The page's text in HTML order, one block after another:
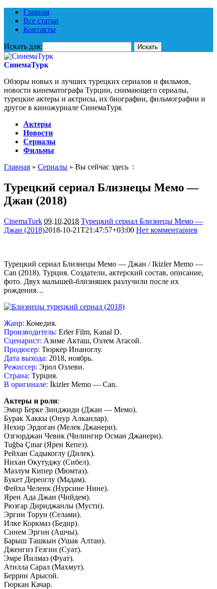
Главная
Все статьи
Контакты
Искать для:
СинемаТурк
Обзоры новых и лучших турецких сериалов и фильмов,
новости кинематографа Турции, снимающего сериалы,
турецкие актеры и актрисы, их биографии, фильмографии и
другое в киножурнале СинемаТурк
Актеры
Новости
Сериалы
Фильмы
Главная » Сериалы » Вы сейчас здесь :
Турецкий сериал Близнецы Мемо —
Джан (2018)
CinemaTurk 09.10.2018 Турецкий сериал Близнецы Мемо —
Джан (2018)2018-10-21T21:47:57+03:00 Нет комментариев
Турецкий сериал Близнецы Мемо — Джан / Ikizler Memo —
Can (2018). Турция. Создатели, актерский состав, описание,
фото. Двух малышей-близняшек разлучили после их
рождения…
Жанр: Комедия.
Производитель: Erler Film, Kanal D.
Сценарист: Азиме Акташ, Озлем Атасой.
Продюсер: Тюркер Инаноглу.
Дата выхода: 2018, ноябрь.
Режиссер: Эрол Озлеви.
Страна: Турция.
В оригинале: İkizler Memo — Can.
Актеры и роли:
Эмир Берке Зинджиди (Джан — Мемо).
Бурак Хаккы (Онур Алканлар).
Нехир Эрдоган (Мелек Джанери).
Озгюрджан Чевик (Чилингир Осман Джанери).
Tuğba Çınar (Ярен Кепез).
Рейхан Садыкоглу (Дилек).
Нихан Окутуджу (Сибел).
Мазлум Кипер (Мюмтаз).
Букет Дереоглу (Мадам).
Фейха Челенк (Нурсине Нине).
Ярен Ада Джан (Чийдем).
Рюзгар Дириджанлы (Мусти).
Эргин Торун (Селами).
Илке Коркмаз (Бедир).
Синем Эргин (Ашчы).
Барыш Ташкын (Ушак Алтан).
Дженгиз Гезгин (Суат).
Эмре Йилмаз (Фуат).
Атилла Сарал (Махмут).
Беррин Арысой.
Гюркан Качар.